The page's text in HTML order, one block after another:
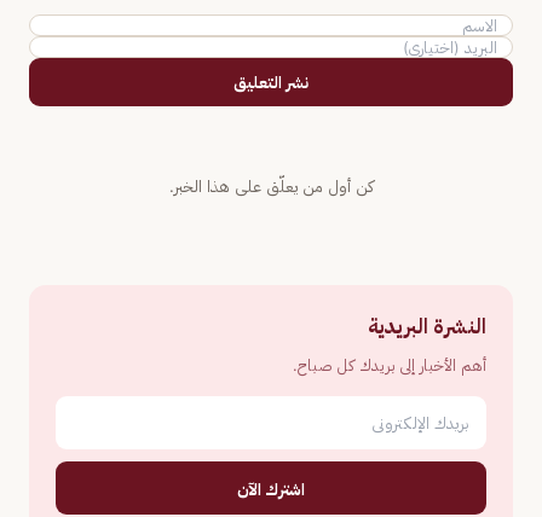
نشر التعليق
كن أول من يعلّق على هذا الخبر.
النشرة البريدية
أهم الأخبار إلى بريدك كل صباح.
اشترك الآن